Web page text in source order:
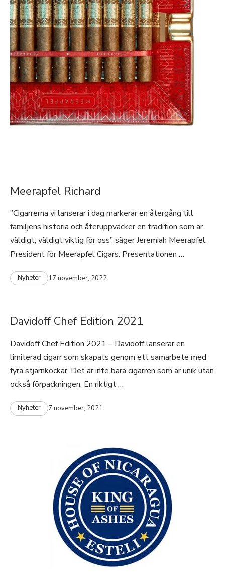
Meerapfel Richard
”Cigarrerna vi lanserar i dag markerar en återgång till
familjens historia och återuppväcker en tradition som är
väldigt, väldigt viktig för oss” säger Jeremiah Meerapfel,
President för Meerapfel Cigars. Presentationen …
Nyheter 17 november, 2022
Davidoff Chef Edition 2021
Davidoff Chef Edition 2021 – Davidoff lanserar en
limiterad cigarr som skapats genom ett samarbete med
fyra stjärnkockar. Det är inte bara cigarren som är unik utan
också förpackningen. En riktigt …
Nyheter 7 november, 2021